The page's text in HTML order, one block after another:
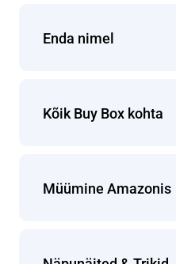
Enda nimel
Kõik Buy Box kohta
Müümine Amazonis